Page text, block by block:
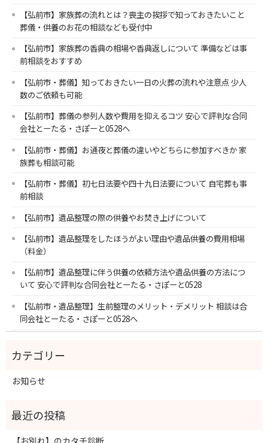
【弘前市】家族葬の流れとは？喪主の挨拶で知っておきたいこと
葬儀・供養のお花の相談なども受付中
【弘前市】家族葬の香典の相場や香典返しについて 準備などは事
前相談をおすすめ
【弘前市・葬儀】知っておきたい一日の火葬の流れや注意点 少人
数のご依頼も可能
【弘前市】葬儀の参列人数や費用を抑えるコツ 安心で評判な合同
会社とーたる・さぽーと0528へ
【弘前市・葬儀】お通夜と葬儀の違いやどちらに参加すべきか 家
族葬も相談可能
【弘前市・葬儀】初七日法要や四十九日法要について 自宅葬も事
前相談
【弘前市】遺品整理の際の供養やお焚き上げについて
【弘前市】遺品整理をしたほうがよい理由や遺品供養の費用相場
（料金）
【弘前市】遺品整理に伴う供養の依頼方法や遺品供養の方法につ
いて 安心で評判な合同会社とーたる・さぽーと0528
【弘前市・遺品整理】生前整理のメリット・デメリット 相談は合
同会社とーたる・さぽーと0528へ
お知らせ